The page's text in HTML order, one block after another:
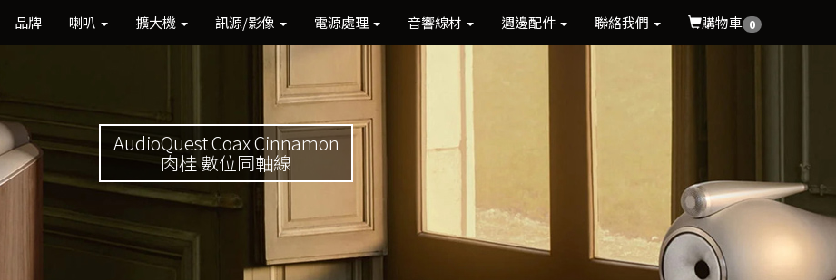
品牌 喇叭 擴大機 訊源/影像 電源處理 音響線材 週邊配件 聯絡我們 購物車 0
AudioQuest Coax Cinnamon
肉桂 數位同軸線